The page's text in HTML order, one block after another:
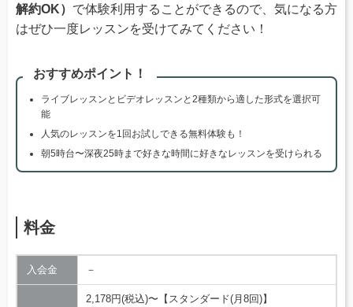
解約OK） で体験利用することができるので、気になる方
はぜひ一度レッスンを受けてみてください！
おすすめポイント！
ライブレッスンとビデオレッスンと2種類から適した形式を選択可
能
人気のレッスンを1回お試しできる無料体験も！
朝5時台〜深夜25時まで好きな時間に好きなレッスンを受けられる
料金
入会金 －
2,178円(税込)〜【スタンダード(月8回)】